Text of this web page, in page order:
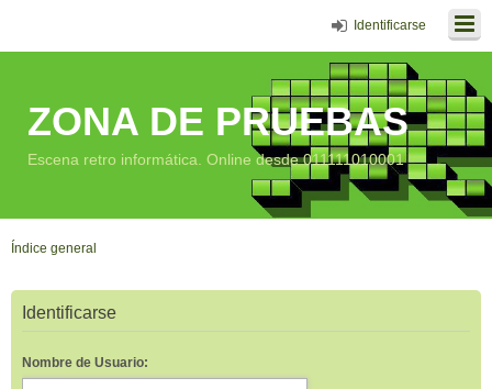
Identificarse
ZONA DE PRUEBAS
Escena retro informática. Online desde 011111010001
Índice general
Identificarse
Nombre de Usuario: